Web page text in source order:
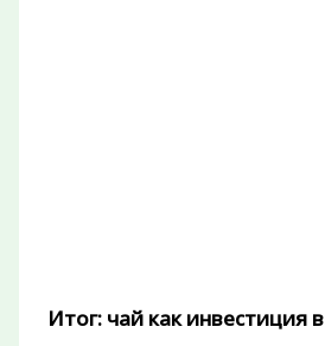
Итог: чай как инвестиция